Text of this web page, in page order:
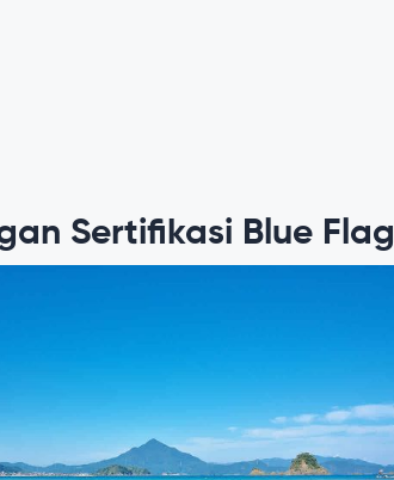
Sertifikasi Blue Flag